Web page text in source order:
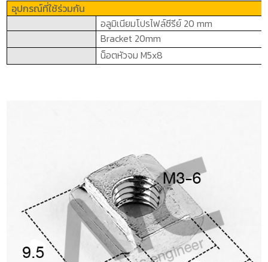
อุปกรณ์ที่ใช้ร่วมกัน
อลูมิเนียมโปรไฟล์ซีรีย์ 20 mm
Bracket 20mm
น็อตหัวจมM5x8